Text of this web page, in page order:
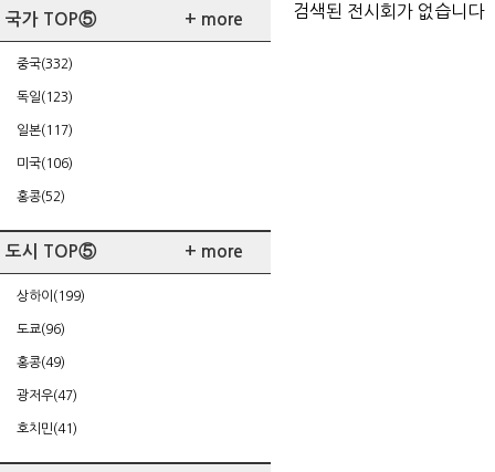
국가 TOP⑤ + more
중국(332)
독일(123)
일본(117)
미국(106)
홍콩(52)
도시 TOP⑤ + more
상하이(199)
도쿄(96)
홍콩(49)
광저우(47)
호치민(41)
검색된 전시회가 없습니다